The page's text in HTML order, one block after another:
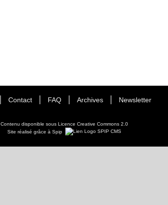
Contact FAQ Archives Newsletter
Contenu disponible sous Licence Creative Commons 2.0
Site réalisé grâce à Spip